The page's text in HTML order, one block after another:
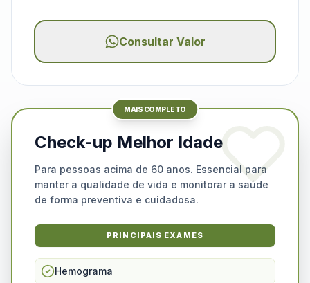
Consultar Valor
MAIS COMPLETO
Check-up Melhor Idade
Para pessoas acima de 60 anos. Essencial para
manter a qualidade de vida e monitorar a saúde
de forma preventiva e cuidadosa.
PRINCIPAIS EXAMES
Hemograma